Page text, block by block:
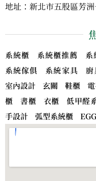
地址：新北市五股區芳
系統櫃 系統櫃推薦 系
系統傢俱 系統家具
室內設計 玄關 鞋櫃
櫃 書櫃 衣櫃 低甲醛
手設計 弧型系統櫃